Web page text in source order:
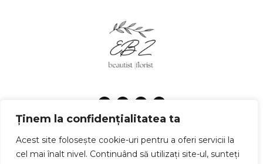
Ținem la confidențialitatea ta
Acest site folosește cookie-uri pentru a oferi servicii la
cel mai înalt nivel. Continuând să utilizați site-ul, sunteți
© Copyright 2025 emokebeautyzone.ro | Realizat în cadrul